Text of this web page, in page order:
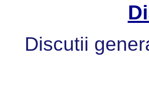
Discutii